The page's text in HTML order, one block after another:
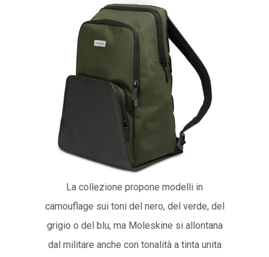
La collezione propone modelli in
camouflage sui toni del nero, del verde, del
grigio o del blu, ma Moleskine si allontana
dal militare anche con tonalità a tinta unita